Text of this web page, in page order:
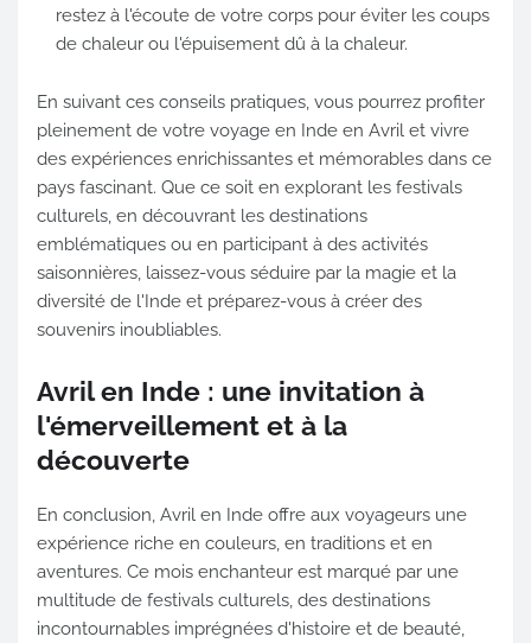
restez à l'écoute de votre corps pour éviter les coups
de chaleur ou l'épuisement dû à la chaleur.
En suivant ces conseils pratiques, vous pourrez profiter
pleinement de votre voyage en Inde en Avril et vivre
des expériences enrichissantes et mémorables dans ce
pays fascinant. Que ce soit en explorant les festivals
culturels, en découvrant les destinations
emblématiques ou en participant à des activités
saisonnières, laissez-vous séduire par la magie et la
diversité de l'Inde et préparez-vous à créer des
souvenirs inoubliables.
Avril en Inde : une invitation à
l'émerveillement et à la
découverte
En conclusion, Avril en Inde offre aux voyageurs une
expérience riche en couleurs, en traditions et en
aventures. Ce mois enchanteur est marqué par une
multitude de festivals culturels, des destinations
incontournables imprégnées d'histoire et de beauté,